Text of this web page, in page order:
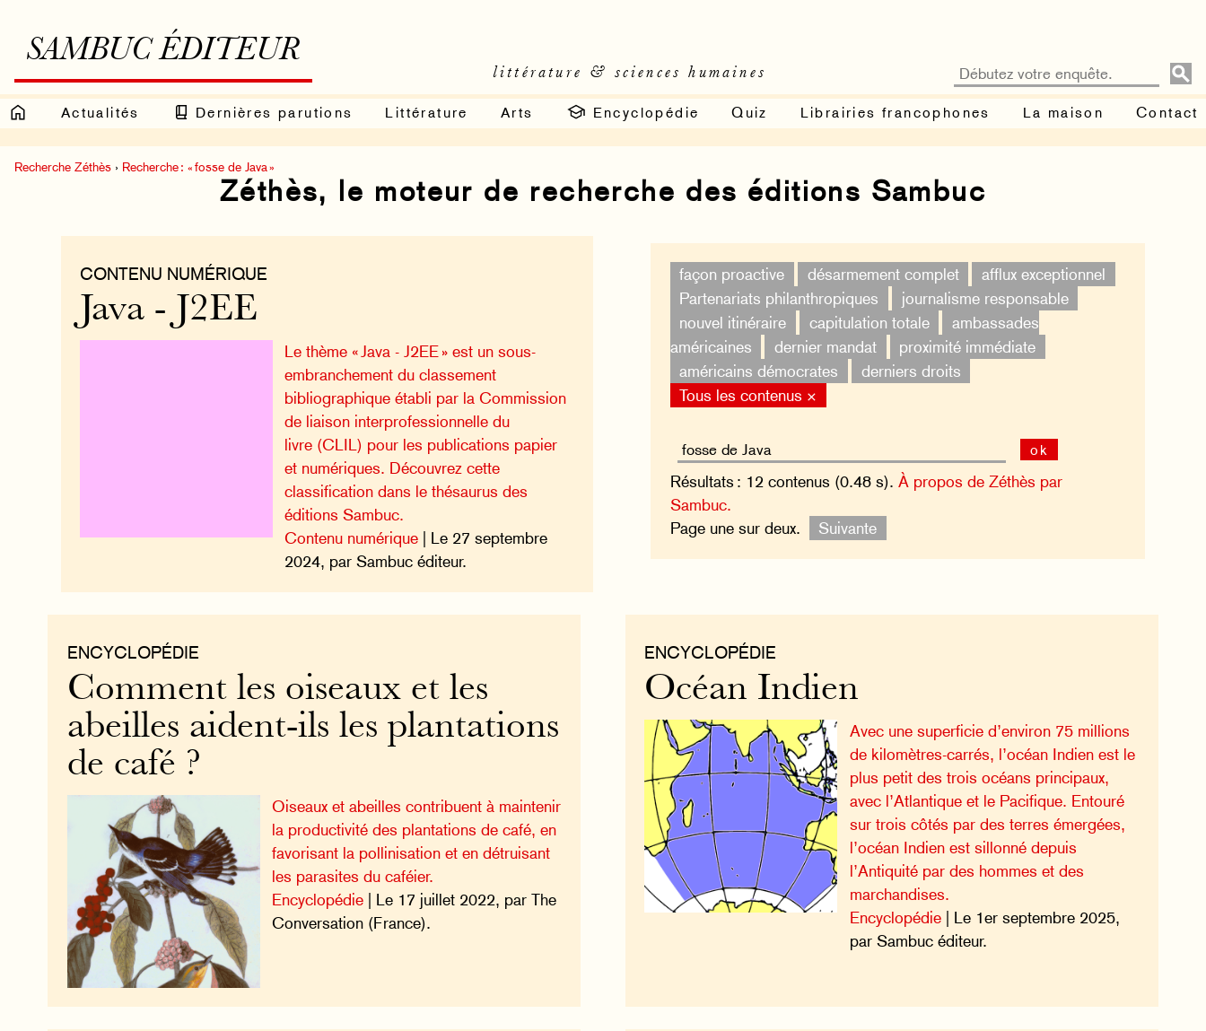
SAMBUC ÉDITEUR
littérature & sciences humaines
Actualités Dernières parutions Littérature Arts Encyclopédie Quiz Librairies francophones La maison Contact
Recherche Zéthès › Recherche : « fosse de Java »
Zéthès, le moteur de recherche des éditions Sambuc
façon proactive désarmement complet
afflux exceptionnel
Partenariats philanthropiques
journalisme responsable
nouvel itinéraire
capitulation totale
ambassades
américaines
dernier mandat
proximité immédiate
américains démocrates
derniers droits
Tous les contenus ×
ok
Résultats : 12 contenus (0.48 s). À propos de Zéthès par
Sambuc.
Page une sur deux.
Suivante
CONTENU NUMÉRIQUE
Java - J2EE
Le thème « Java - J2EE » est un sous-
embranchement du classement
bibliographique établi par la Commission
de liaison interprofessionnelle du
livre (CLIL) pour les publications papier
et numériques. Découvrez cette
classification dans le thésaurus des
éditions Sambuc.
Contenu numérique | Le 27 septembre
2024, par Sambuc éditeur.
ENCYCLOPÉDIE
Océan Indien
Avec une superficie d’environ 75 millions
de kilomètres-carrés, l’océan Indien est le
plus petit des trois océans principaux,
avec l’Atlantique et le Pacifique. Entouré
sur trois côtés par des terres émergées,
l’océan Indien est sillonné depuis
l’Antiquité par des hommes et des
marchandises.
Encyclopédie| Le 1er septembre 2025,
par Sambuc éditeur.
ENCYCLOPÉDIE
Comment les oiseaux et les
abeilles aident-ils les plantations
de café ?
Oiseaux et abeilles contribuent à maintenir
la productivité des plantations de café, en
favorisant la pollinisation et en détruisant
les parasites du caféier.
Encyclopédie | Le 17 juillet 2022, par The
Conversation (France).